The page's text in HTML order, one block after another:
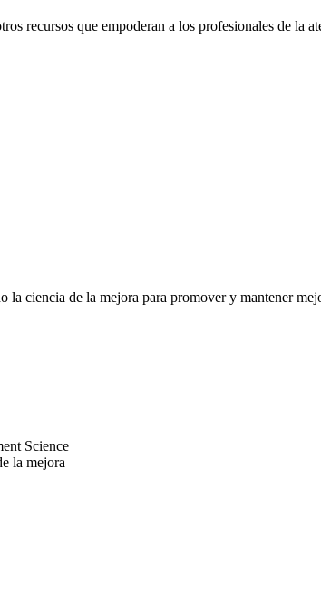
recursos que empoderan a los profesionales de la
la ciencia de la mejora para promover y mantener
la mejora